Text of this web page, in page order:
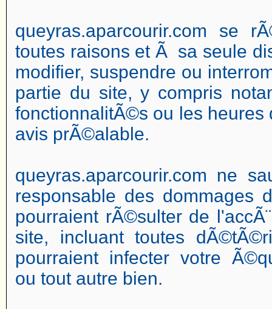
queyras.aparcourir.com se
toutes raisons et Ã sa seule
modifier, suspendre ou
partie du site, y compris
fonctionnalitÃ©s ou les
avis prÃ©alable.
queyras.aparcourir.com ne
responsable des dommages
pourraient rÃ©sulter de
site, incluant toutes
pourraient infecter votre
ou tout autre bien.